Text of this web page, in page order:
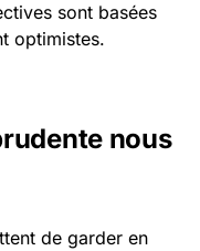
sont basées
optimistes.
nous
de garder en